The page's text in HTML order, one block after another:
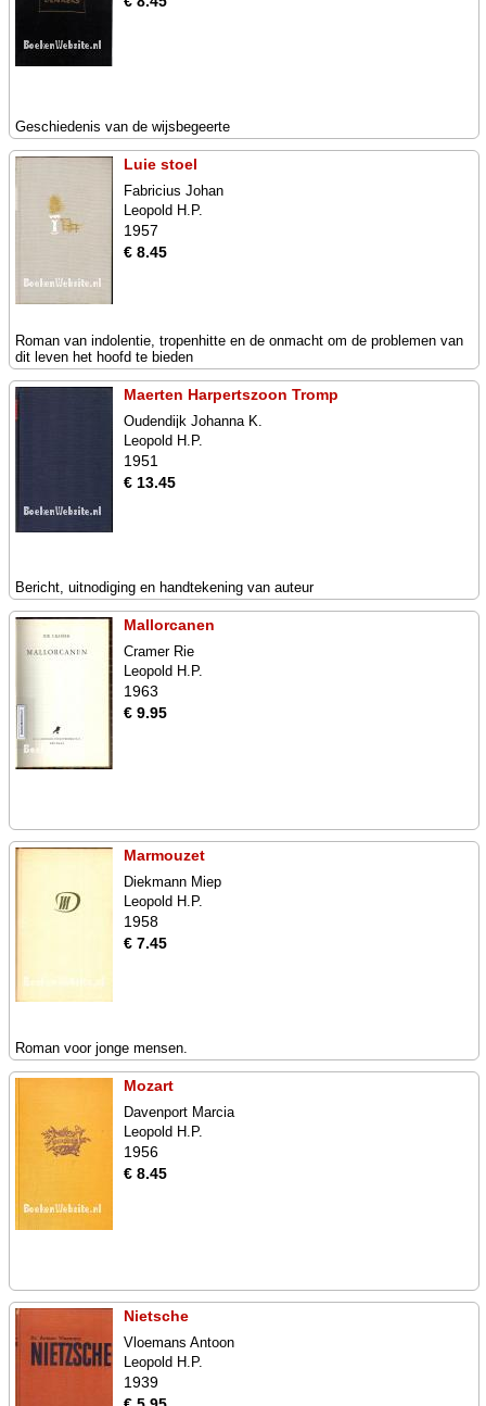
Geschiedenis van de wijsbegeerte
Luie stoel
Fabricius Johan
Leopold H.P.
1957
€ 8.45
Roman van indolentie, tropenhitte en de onmacht om de problemen van
dit leven het hoofd te bieden
Maerten Harpertszoon Tromp
Oudendijk Johanna K.
Leopold H.P.
1951
€ 13.45
Bericht, uitnodiging en handtekening van auteur
Mallorcanen
Cramer Rie
Leopold H.P.
1963
€ 9.95
Marmouzet
Diekmann Miep
Leopold H.P.
1958
€ 7.45
Roman voor jonge mensen.
Mozart
Davenport Marcia
Leopold H.P.
1956
€ 8.45
Nietsche
Vloemans Antoon
Leopold H.P.
1939